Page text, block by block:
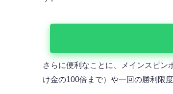
さらに便利なことに、メインスピ
け金の100倍まで）や一回の勝利限